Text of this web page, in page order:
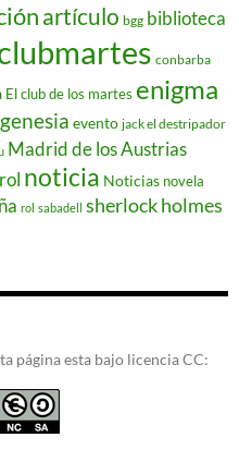
artículo bgg biblioteca
conbarba
El club de los martes enigma
evento jack el destripador
Madrid de los Austrias
noticia Noticias novela
rol sabadell sherlock holmes
página esta bajo licencia CC: